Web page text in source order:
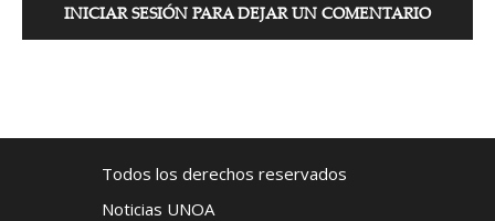
INICIAR SESIÓN PARA DEJAR UN COMENTARIO
Todos los derechos reservados
Noticias UNOA